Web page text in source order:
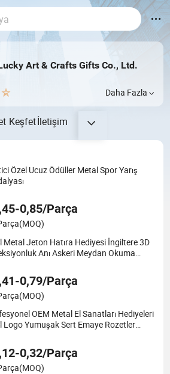
Art & Crafts Gifts Co., Ltd.
Daha Fazla
Keşfetİletişim
Özel Ucuz Ödüller Metal Spor Yarış
0,85/Parça
(MOQ)
Metal Jeton Hatıra Hediyesi İngiltere 3D
Anı Askeri Meydan Okuma
0,79/Parça
(MOQ)
OEM Metal El Sanatları Hediyeleri
Logo Yumuşak Sert Emaye Rozetler
0,32/Parça
(MOQ)